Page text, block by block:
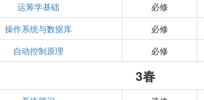
运筹学基础 必修
操作系统与数据库 必修
自动控制原理 必修
3春